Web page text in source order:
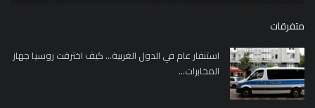
متفرقات
استنفار عام في الدول الغربية... كيف اخترقت روسيا جهاز
المخابرات...